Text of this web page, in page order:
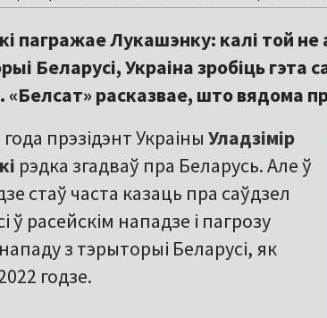
пагражае Лукашэнку: калі той
Беларусі, Украіна зробіць гэта
«Белсат» расказвае, што вядома
прэзідэнт Украіны Уладзімір
рэдка згадваў пра Беларусь. Але ў
стаў часта казаць пра саўдзел
ў расейскім нападзе і пагрозу
з тэрыторыі Беларусі, як
годзе.